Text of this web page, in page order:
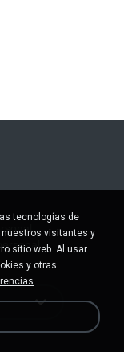
tecnologías de
nuestros visitantes y
sitio web. Al usar
y otras